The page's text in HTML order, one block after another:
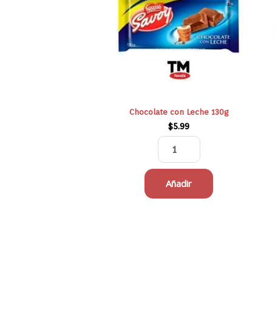
Chocolate con Leche 130g
$5.99
130g
cantidad
Añadir